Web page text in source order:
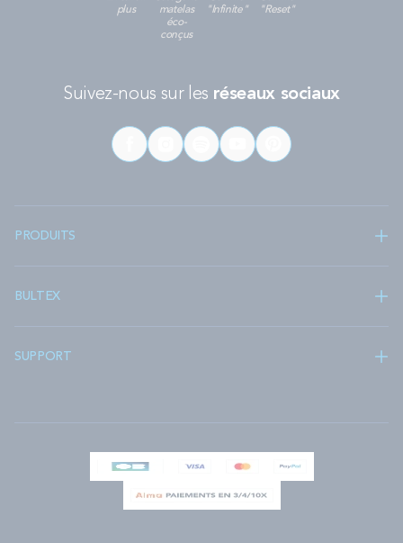
plus
matelas
éco-
conçus
"Infinite"
"Reset"
Suivez-nous sur les réseaux sociaux
PRODUITS
BULTEX
SUPPORT